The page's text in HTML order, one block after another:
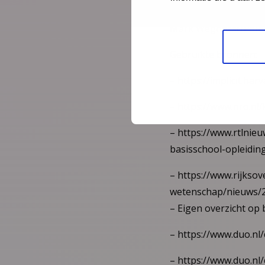
betreft. De vraag is
Mark Weghorst/
– https://
– https://
basisschool-
– https://
wetenschap/
– Eigen overzicht op
– https://
– https://